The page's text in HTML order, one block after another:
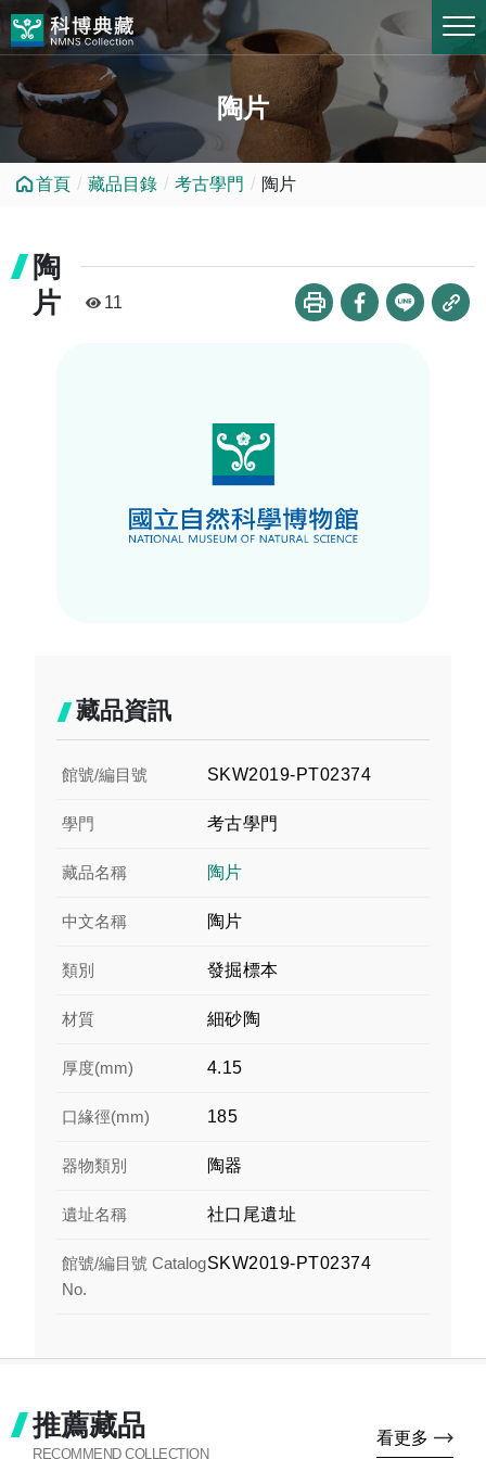
跳到中央內容區塊
陶片
首頁 藏品目錄 考古學門 陶片
陶
片
11
藏品資訊
館號/編目號 SKW2019-PT02374
學門 考古學門
藏品名稱 陶片
中文名稱 陶片
類別 發掘標本
材質 細砂陶
厚度(mm) 4.15
口緣徑(mm) 185
器物類別 陶器
遺址名稱 社口尾遺址
館號/編目號 Catalog
No.
SKW2019-PT02374
推薦藏品
RECOMMEND COLLECTION
看更多